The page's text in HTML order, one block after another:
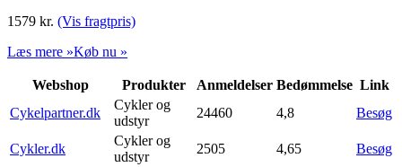
1579 kr. (Vis fragtpris)
Læs mere »Køb nu »
Webshop Produkter Anmeldelser Bedømmelse Link
Cykelpartner.dk
Cykler og
udstyr
24460 4,8 Besøg
Cykler.dk
Cykler og
udstyr
2505 4,65 Besøg